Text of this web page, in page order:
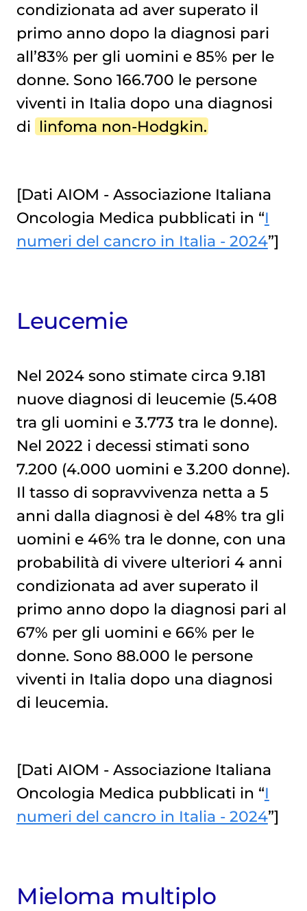
condizionata ad aver superato il
primo anno dopo la diagnosi pari
all’83% per gli uomini e 85% per le
donne. Sono 166.700 le persone
viventi in Italia dopo una diagnosi
di linfoma non-Hodgkin.
[Dati AIOM - Associazione Italiana
Oncologia Medica pubblicati in “I
numeri del cancro in Italia - 2024”]
Leucemie
Nel 2024 sono stimate circa 9.181
nuove diagnosi di leucemie (5.408
tra gli uomini e 3.773 tra le donne).
Nel 2022 i decessi stimati sono
7.200 (4.000 uomini e 3.200 donne).
Il tasso di sopravvivenza netta a 5
anni dalla diagnosi è del 48% tra gli
uomini e 46% tra le donne, con una
probabilità di vivere ulteriori 4 anni
condizionata ad aver superato il
primo anno dopo la diagnosi pari al
67% per gli uomini e 66% per le
donne. Sono 88.000 le persone
viventi in Italia dopo una diagnosi
di leucemia.
[Dati AIOM - Associazione Italiana
Oncologia Medica pubblicati in “I
numeri del cancro in Italia - 2024”]
Mieloma multiplo